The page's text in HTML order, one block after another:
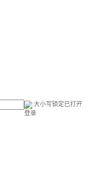
大小写锁定已打开
登录